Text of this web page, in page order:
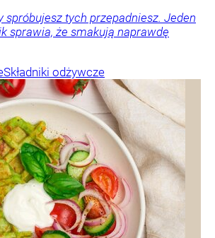
spróbujesz tych przepadniesz. Jeden
sprawia, że smakują naprawdę
Składniki odżywcze